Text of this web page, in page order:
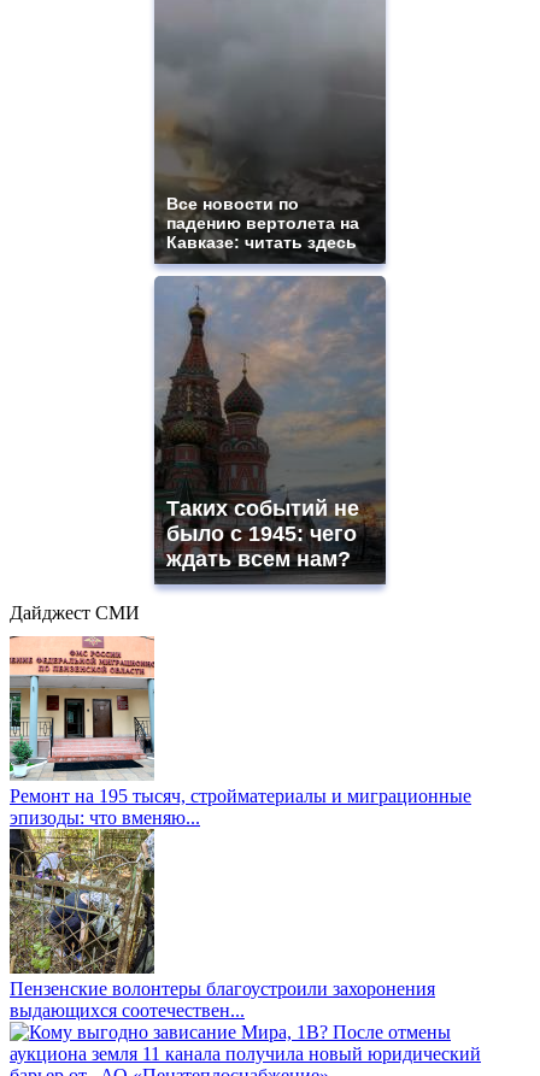
Все новости по
падению вертолета на
Кавказе: читать здесь
Таких событий не
было с 1945: чего
ждать всем нам?
Дайджест СМИ
Ремонт на 195 тысяч, стройматериалы и миграционные
эпизоды: что вменяю...
Пензенские волонтеры благоустроили захоронения
выдающихся соотечествен...